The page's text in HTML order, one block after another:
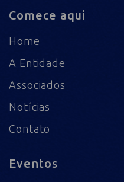
Comece aqui
Home
A Entidade
Associados
Notícias
Contato
Eventos